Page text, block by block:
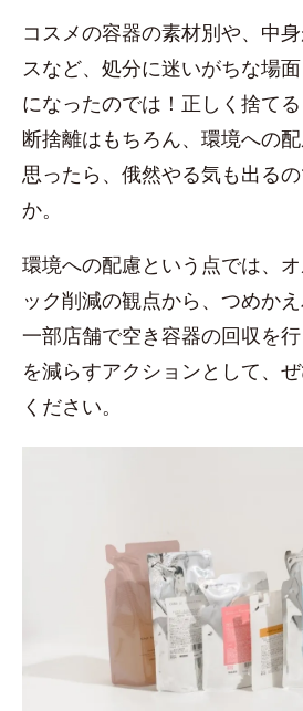
コスメの容器の素材別や、中
スなど、処分に迷いがちな場
になったのでは！正しく捨て
断捨離はもちろん、環境への
思ったら、俄然やる気も出る
か。
環境への配慮という点では、
ック削減の観点から、つめかえ
一部店舗で空き容器の回収を
を減らすアクションとして、
ください。